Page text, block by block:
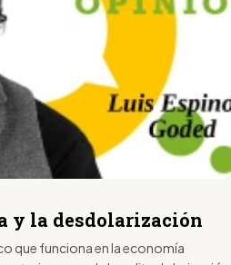
y la desdolarización
que funciona en la economía